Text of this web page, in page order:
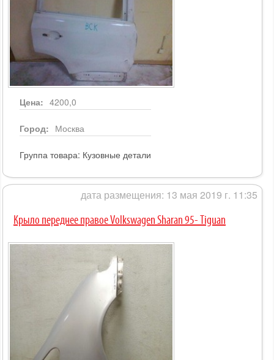
Цена: 4200,0
Город: Москва
Группа товара: Кузовные детали
дата размещения: 13 мая 2019 г. 11:35
Крыло переднее правое Volkswagen Sharan 95- Tiguan